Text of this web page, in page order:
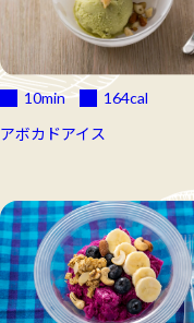
10min 164cal
アボカドアイス